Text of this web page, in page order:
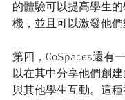
的體驗可以提高學生
機，並且可以激發他們
第四，CoSpaces還有
以在其中分享他們創
與其他學生互動。這